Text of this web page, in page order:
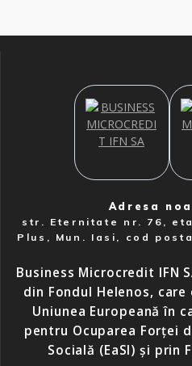
Adresa
str. Eternitate nr. 76,
Plus, Mun. Iasi, cod
Business Microcredit IFN
din Fondul Helenos,
Uniunea Europeană în
pentru Ocuparea Forței
Socială (EaSI) și prin